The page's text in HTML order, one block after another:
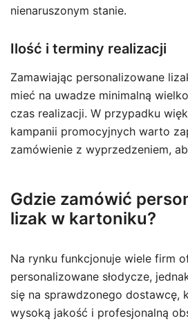
nienaruszonym stanie.
Ilość i terminy realizacji
Zamawiając personalizowane
mieć na uwadze minimalną
czas realizacji. W przypadku
kampanii promocyjnych warto
zamówienie z wyprzedzeniem,
Gdzie zamówić
lizak w kartoniku?
Na rynku funkcjonuje wiele firm
personalizowane słodycze,
się na sprawdzonego dostawcę,
wysoką jakość i profesjonalną